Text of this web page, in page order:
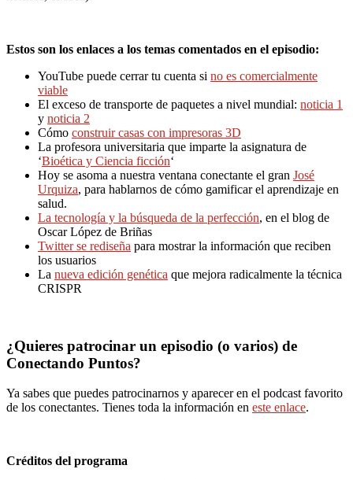
Estos son los enlaces a los temas comentados en el episodio:
YouTube puede cerrar tu cuenta si no es comercialmente
viable
El exceso de transporte de paquetes a nivel mundial: noticia 1
y noticia 2
Cómo construir casas con impresoras 3D
La profesora universitaria que imparte la asignatura de
‘Bioética y Ciencia ficción‘
Hoy se asoma a nuestra ventana conectante el gran José
Urquiza, para hablarnos de cómo gamificar el aprendizaje en
salud.
La tecnología y la búsqueda de la perfección, en el blog de
Oscar López de Briñas
Twitter se rediseña para mostrar la información que reciben
los usuarios
La nueva edición genética que mejora radicalmente la técnica
CRISPR
¿Quieres patrocinar un episodio (o varios) de
Conectando Puntos?
Ya sabes que puedes patrocinarnos y aparecer en el podcast favorito
de los conectantes. Tienes toda la información en este enlace.
Créditos del programa